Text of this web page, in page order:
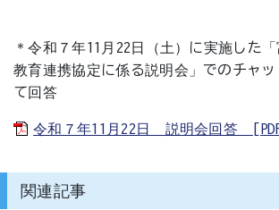
＊令和７年11月22日（土）に実施した
教育連携協定に係る説明会」でのチャ
て回答
令和７年11月22日 説明会回答 [PDF
関連記事